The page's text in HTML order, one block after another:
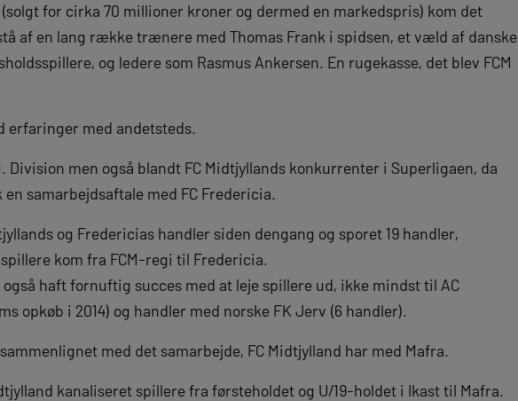
(solgt for cirka 70 millioner kroner og dermed en markedspris) kom det
af en lang række trænere med Thomas Frank i spidsen, et væld af danske
og ledere som Rasmus Ankersen. En rugekasse, det blev FCM
erfaringer med andetsteds.
men også blandt FC Midtjyllands konkurrenter i Superligaen, da
samarbejdsaftale med FC Fredericia.
og Fredericias handler siden dengang og sporet 19 handler,
kom fra FCM-regi til Fredericia.
haft fornuftig succes med at leje spillere ud, ikke mindst til AC
opkøb i 2014) og handler med norske FK Jerv (6 handler).
med det samarbejde, FC Midtjylland har med Mafra.
kanaliseret spillere fra førsteholdet og U/19-holdet i Ikast til Mafra.